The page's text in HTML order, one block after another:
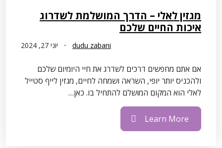
מגזין לאלי – הדרך המושלמת לשדרוג
איכות החיים שלכם
יוני 27, 2024 dudu zabani
אם אתם מחפשים דרכים לשדרג את חיי היומיום שלכם
ולהכניס יותר יופי, השראה ושמחה לחיים, מגזין לייף סטייל
לאלי הוא המקום המושלם להתחיל בו. כאן…
Learn More